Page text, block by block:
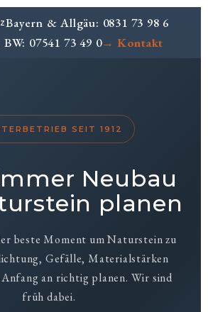
Bayern & Allgäu: 0831 73 98 6
07541 73 49 0→ Kontakt
SEIT 1912
Neubau
planen
beste Moment um Naturstein zu
Gefälle, Materialstärken
Anfang an richtig planen. Wir sind
früh dabei.